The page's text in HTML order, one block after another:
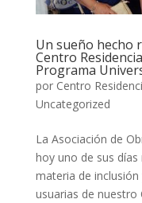
Un sueño hecho
Centro
Programa
por Centro
Uncategorized
La Asociación de
hoy uno de sus
materia de
usuarias de nuestro